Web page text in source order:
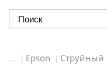
... Epson Струйный